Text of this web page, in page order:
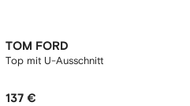
TOM FORD
Top mit U-Ausschnitt
137 €